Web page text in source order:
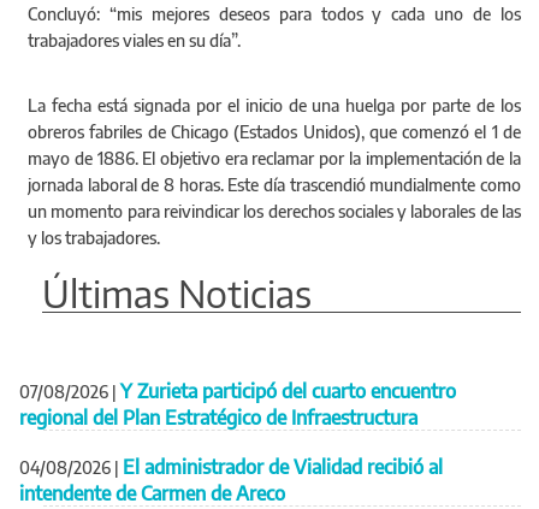
Concluyó: “mis mejores deseos para todos y cada uno de los
trabajadores viales en su día”.
La fecha está signada por el inicio de una huelga por parte de los
obreros fabriles de Chicago (Estados Unidos), que comenzó el 1 de
mayo de 1886. El objetivo era reclamar por la implementación de la
jornada laboral de 8 horas. Este día trascendió mundialmente como
un momento para reivindicar los derechos sociales y laborales de las
y los trabajadores.
Últimas Noticias
07/08/2026 Y Zurieta participó del cuarto encuentro
regional del Plan Estratégico de Infraestructura
04/08/2026
El administrador de Vialidad recibió al
intendente de Carmen de Areco